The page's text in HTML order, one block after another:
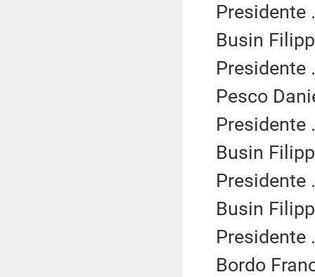
Presidente
Busin
Presidente
Pesco
Presidente
Busin
Presidente
Busin
Presidente
Bordo